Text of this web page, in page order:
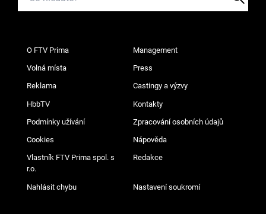
O FTV Prima Management
Volná místa Press
Reklama Castingy a výzvy
HbbTV Kontakty
Podmínky užívání Zpracování osobních údajů
Cookies Nápověda
Vlastník FTV Prima spol. s
r.o.
Redakce
Nahlásit chybu Nastavení soukromí